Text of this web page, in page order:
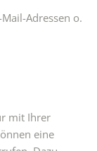
Adressen o.
mit Ihrer
eine